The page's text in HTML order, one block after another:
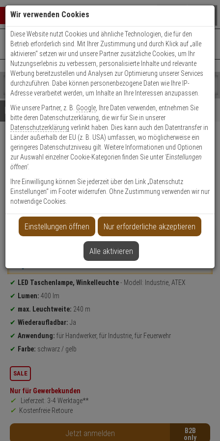
Warenkorb schließen
0 ARTIKEL IM WARENKORB
Ihr Warenkorb ist momentan leer.
Ergebnisse ()
Fertig
Shop
durchsuchen
Bitte
geben
Sie
mindestens
Zeichen
ein,
um
Suche
Es
wurde
noch
Kategorien
Suche
gestartet
+49 (0)821 899 493-0Mo. - Do.: 8:00 - 16:30 | Fr.: 8:00 - 14:00 Uhr
Kontaktservice nutzen
Details Beratung
LED LENSER EXC7R
Winkelleuchte ATEX m.
Ladestation
Produktmerkmale
NEU
Weitere Varianten...
Produktinformationen
LED Taschenlampe, Winkelleuchte- Modell: Industrie, ATEX
Lumen: 400 lm
max. Leuchtweite: 240 m
Wiederaufladbar: Ja
Anwendung: für Handwerker, für Industrie, für Feuerwehr
Farbe: schwarz / gelb
SALE
Nur für Gewerbekunden
Lieferzeit: 3-4 Werktage**
Kostenfreie Retoure
Jetzt anmelden B2B
Wir verwenden Cookies
Diese Website nutzt Cookies und ähnliche Technologien, die für den
Betrieb erforderlich sind. Mit Ihrer Zustimmung und durch Klick auf „alle
aktivieren“ setzen wir und unsere Partner zusätzliche Cookies, um Ihr
Nutzungserlebnis zu verbessern, personalisierte Inhalte und relevante
Werbung bereitzustellen und Analysen zur Optimierung unserer Services
durchzuführen. Dabei können personenbezogene Daten wie Ihre IP-
Adresse verarbeitet werden, um Inhalte an Ihre Interessen anzupassen.
Wie unsere Partner, z. B. Google , Ihre Daten verwenden, entnehmen Sie
bitte deren Datenschutzerklärung, die wir für Sie in unserer
Datenschutzerklärung verlinkt haben. Dies kann auch den Datentransfer in
Länder außerhalb der EU (z. B. USA) umfassen, wo möglicherweise ein
geringeres Datenschutzniveau gilt. Weitere Informationen und Optionen
zur Auswahl einzelner Cookie-Kategorien finden Sie unter 'Einstellungen
öffnen'.
Ihre Einwilligung können Sie jederzeit über den Link „Datenschutz
Einstellungen“ im Footer widerrufen. Ohne Zustimmung verwenden wir nur
notwendige Cookies.
Einstellungen öffnen Nur erforderliche akzeptieren
Alle aktivieren